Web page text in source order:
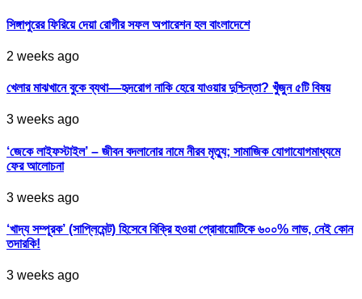
সিঙ্গাপুরের ফিরিয়ে দেয়া রোগীর সফল অপারেশন হল বাংলাদেশে
2 weeks ago
খেলার মাঝখানে বুকে ব্যথা—হৃদরোগ নাকি হেরে যাওয়ার দুশ্চিন্তা? খুঁজুন ৫টি বিষয়
3 weeks ago
‘জেকে লাইফস্টাইল’ – জীবন বদলানোর নামে নীরব মৃত্যু; সামাজিক যোগাযোগমাধ্যমে
ফের আলোচনা
3 weeks ago
‘খাদ্য সম্পূরক’ (সাপ্লিমেন্ট) হিসেবে বিক্রি হওয়া প্রোবায়োটিকে ৬০০% লাভ, নেই কোন
তদারকি!
3 weeks ago